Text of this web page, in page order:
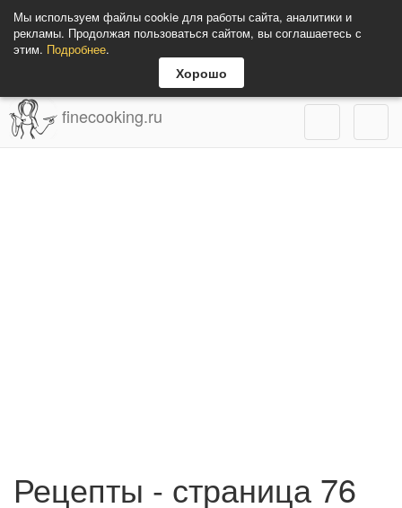
Мы используем файлы cookie для работы сайта, аналитики и
рекламы. Продолжая пользоваться сайтом, вы соглашаетесь с
этим. Подробнее.
Хорошо
finecooking.ru
Рецепты - страница 76